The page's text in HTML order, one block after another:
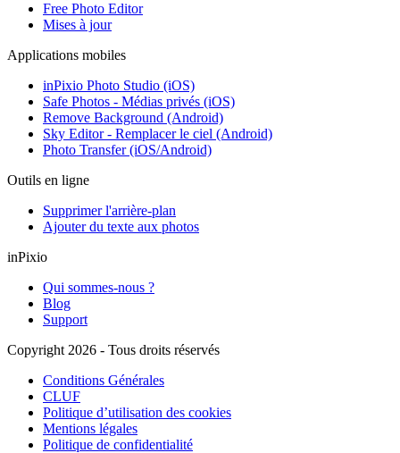
Free Photo Editor
Mises à jour
Applications mobiles
inPixio Photo Studio (iOS)
Safe Photos - Médias privés (iOS)
Remove Background (Android)
Sky Editor - Remplacer le ciel (Android)
Photo Transfer (iOS/Android)
Outils en ligne
Supprimer l'arrière-plan
Ajouter du texte aux photos
inPixio
Qui sommes-nous ?
Blog
Support
Copyright 2026 - Tous droits réservés
Conditions Générales
CLUF
Politique d’utilisation des cookies
Mentions légales
Politique de confidentialité